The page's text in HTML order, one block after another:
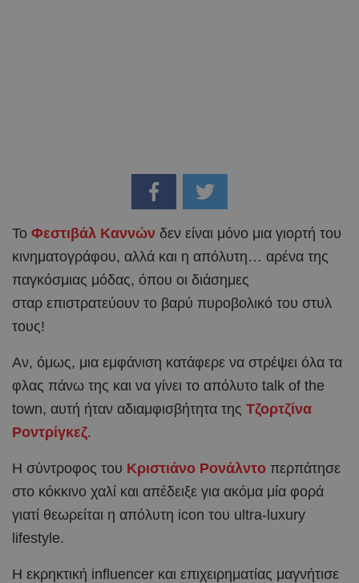
Το Φεστιβάλ Καννών δεν είναι μόνο μια γιορτή του
κινηματογράφου, αλλά και η απόλυτη… αρένα της
παγκόσμιας μόδας, όπου οι διάσημες
σταρ επιστρατεύουν το βαρύ πυροβολικό του στυλ
τους!
Αν, όμως, μια εμφάνιση κατάφερε να στρέψει όλα τα
φλας πάνω της και να γίνει το απόλυτο talk of the
town, αυτή ήταν αδιαμφισβήτητα της Τζορτζίνα
Ροντρίγκεζ.
Η σύντροφος του Κριστιάνο Ρονάλντο περπάτησε
στο κόκκινο χαλί και απέδειξε για ακόμα μία φορά
γιατί θεωρείται η απόλυτη icon του ultra-luxury
lifestyle.
Η εκρηκτική influencer και επιχειρηματίας μαγνήτισε